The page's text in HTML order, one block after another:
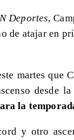
Deportes,
de atajar en
martes que
desde
la
y otro